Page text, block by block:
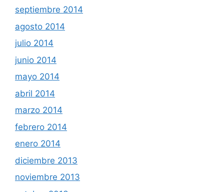
septiembre 2014
agosto 2014
julio 2014
junio 2014
mayo 2014
abril 2014
marzo 2014
febrero 2014
enero 2014
diciembre 2013
noviembre 2013